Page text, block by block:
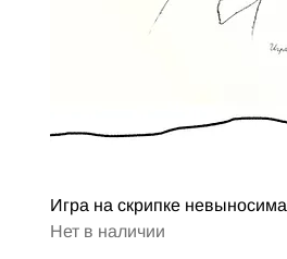
Игра на скрипке невыносима
Нет в наличии